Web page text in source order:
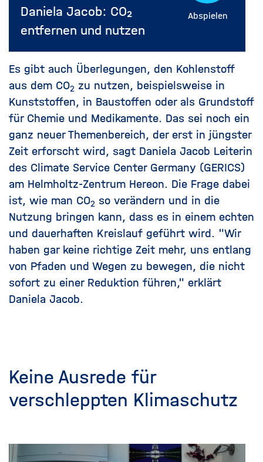
Daniela Jacob: CO₂
entfernen und nutzen
Abspielen
Es gibt auch Überlegungen, den Kohlenstoff
aus dem CO2 zu nutzen, beispielsweise in
Kunststoffen, in Baustoffen oder als Grundstoff
für Chemie und Medikamente. Das sei noch ein
ganz neuer Themenbereich, der erst in jüngster
Zeit erforscht wird, sagt Daniela Jacob Leiterin
des Climate Service Center Germany (GERICS)
am Helmholtz-Zentrum Hereon. Die Frage dabei
ist, wie man CO2 so verändern und in die
Nutzung bringen kann, dass es in einem echten
und dauerhaften Kreislauf geführt wird. "Wir
haben gar keine richtige Zeit mehr, uns entlang
von Pfaden und Wegen zu bewegen, die nicht
sofort zu einer Reduktion führen," erklärt
Daniela Jacob.
Keine Ausrede für
verschleppten Klimaschutz